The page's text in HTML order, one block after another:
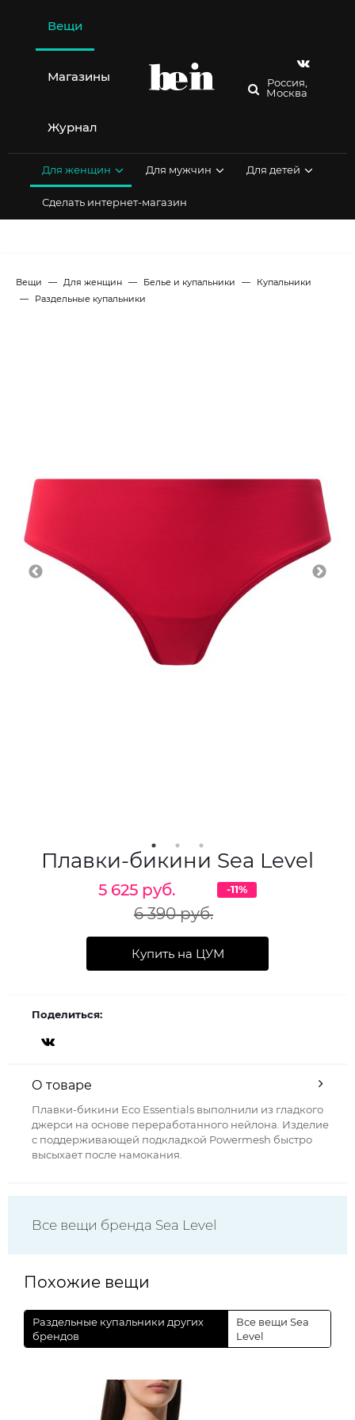
содержимому
Вещи
Магазины
Журнал
Россия,
Москва
Для женщин Для мужчин Для детей
Сделать интернет-магазин
Вещи Для женщин Белье и купальники
Купальники
Раздельные купальники
Плавки-бикини Sea Level
5 625 руб.
6 390 руб.
-11%
Купить на ЦУМ
Поделиться:
О товаре
Плавки-бикини Eco Essentials выполнили из гладкого
джерси на основе переработанного нейлона. Изделие
с поддерживающей подкладкой Powermesh быстро
высыхает после намокания.
Все вещи бренда Sea Level
Похожие вещи
Раздельные купальники других
брендов
Все вещи Sea
Level